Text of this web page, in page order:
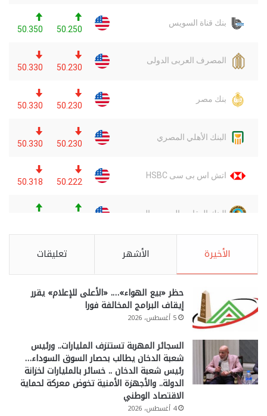
الأخيرة الأشهر تعليقات
حظر «بيع الهواء»…. «الأعلى للإعلام» يقرر
إيقاف البرامج المخالفة فورا
5 أغسطس، 2026
السجائر المهربة تستنزف المليارات.. ورئيس
شعبة الدخان يطالب بحصار السوق السوداء…
رئيس شعبة الدخان .. خسائر بالمليارات لخزانة
الدولة.. والأجهزة الأمنية تخوض معركة لحماية
الاقتصاد الوطني
4 أغسطس، 2026